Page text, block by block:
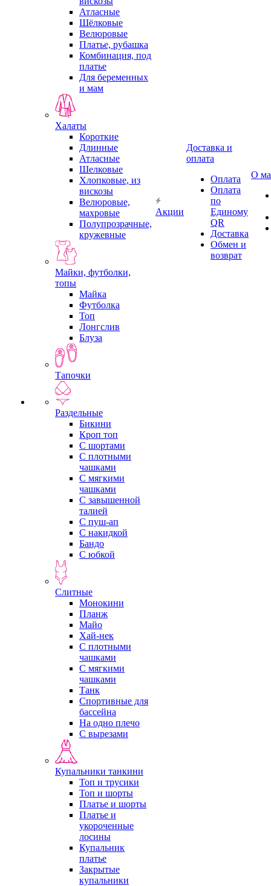
Атласные
Шёлковые
Велюровые
Платье, рубашка
Комбинация, под
платье
Для беременных
и мам
Халаты
Короткие
Длинные
Атласные
Шелковые
Хлопковые, из
вискозы
Велюровые,
махровые
Полупрозрачные,
кружевные
Майки, футболки,
топы
Майка
Футболка
Топ
Лонгслив
Блуза
Тапочки
Раздельные
Бикини
Кроп топ
С шортами
С плотными
чашками
С мягкими
чашками
С завышенной
талией
С пуш-ап
С накидкой
Бандо
С юбкой
Слитные
Монокини
Планж
Майо
Хай-нек
С плотными
чашками
С мягкими
чашками
Танк
Спортивные для
бассейна
На одно плечо
С вырезами
Купальники танкини
Топ и трусики
Топ и шорты
Платье и шорты
Платье и
укороченные
лосины
Купальник
платье
Закрытые
купальники
Акции
Доставка и
оплата
Оплата
Оплата
по
Единому
QR
Доставка
Обмен и
возврат
О